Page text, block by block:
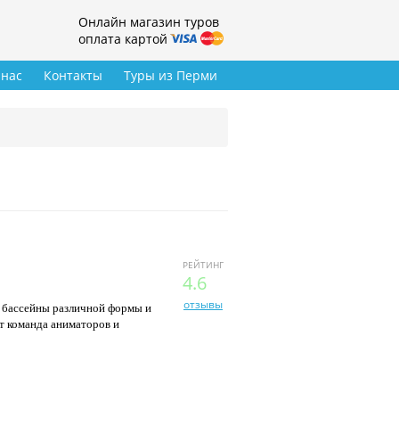
Онлайн магазин туров
оплата картой
Туры из Перми
Контакты
РЕЙТИНГ
4.6
отзывы
бассейны различной формы и
команда аниматоров и